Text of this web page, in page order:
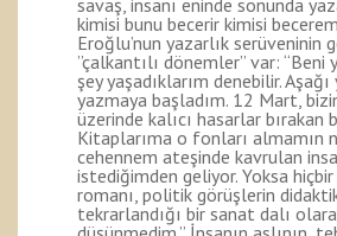
savaş, insanı eninde sonunda
kimisi bunu becerir kimisi
Eroğlu’nun yazarlık serüveninin
”çalkantılı dönemler” var: “Beni
şey yaşadıklarım denebilir. Aşağı
yazmaya başladım. 12 Mart,
üzerinde kalıcı hasarlar bırakan
Kitaplarıma o fonları almamın
cehennem ateşinde kavrulan
istediğimden geliyor. Yoksa
romanı, politik görüşlerin
tekrarlandığı bir sanat dalı